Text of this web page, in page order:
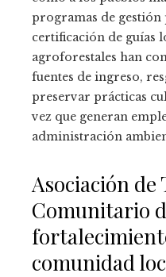
programas de
certificación de guías
agroforestales han
fuentes de ingreso,
preservar prácticas
vez que generan
administración
Asociación de
Comunitario
comunidad